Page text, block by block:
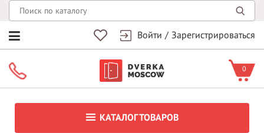
Войти / Зарегистрироваться
0
КАТАЛОГ ТОВАРОВ